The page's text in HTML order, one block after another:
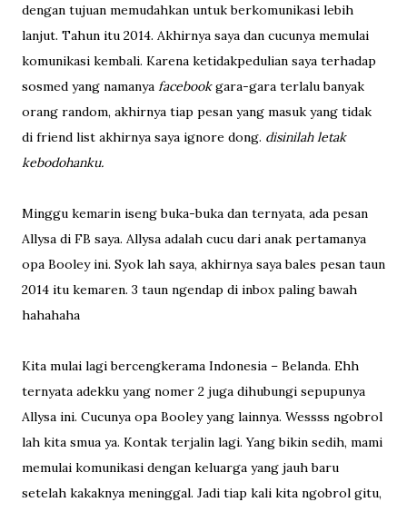
dengan tujuan memudahkan untuk berkomunikasi lebih
lanjut. Tahun itu 2014. Akhirnya saya dan cucunya memulai
komunikasi kembali. Karena ketidakpedulian saya terhadap
sosmed yang namanya facebookgara-gara terlalu banyak
orang random, akhirnya tiap pesan yang masuk yang tidak
di friend list akhirnya saya ignore dong. disinilah letak
kebodohanku.
Minggu kemarin iseng buka-buka dan ternyata, ada pesan
Allysa di FB saya. Allysa adalah cucu dari anak pertamanya
opa Booley ini. Syok lah saya, akhirnya saya bales pesan taun
2014 itu kemaren. 3 taun ngendap di inbox paling bawah
hahahaha
Kita mulai lagi bercengkerama Indonesia – Belanda. Ehh
ternyata adekku yang nomer 2 juga dihubungi sepupunya
Allysa ini. Cucunya opa Booley yang lainnya. Wessss ngobrol
lah kita smua ya. Kontak terjalin lagi. Yang bikin sedih, mami
memulai komunikasi dengan keluarga yang jauh baru
setelah kakaknya meninggal. Jadi tiap kali kita ngobrol gitu,